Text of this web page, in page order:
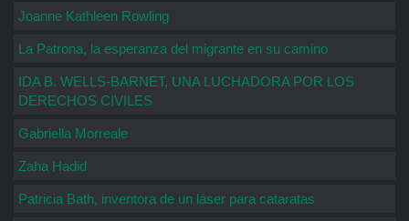
Joanne Kathleen Rowling
La Patrona, la esperanza del migrante en su camino
IDA B. WELLS-BARNET, UNA LUCHADORA POR LOS
DERECHOS CIVILES
Gabriella Morreale
Zaha Hadid
Patricia Bath, inventora de un láser para cataratas